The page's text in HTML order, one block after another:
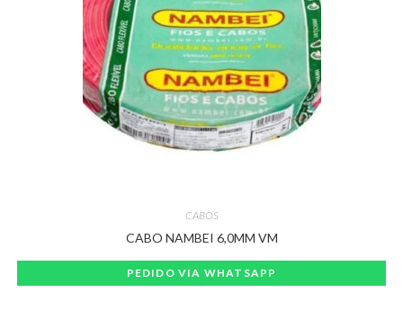
CABOS
CABO NAMBEI 6,0MM VM
PEDIDO VIA WHATSAPP